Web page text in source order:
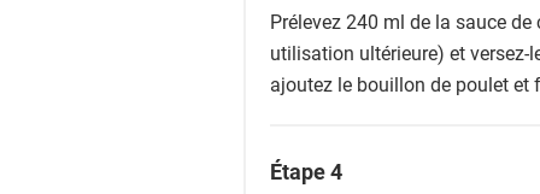
Prélevez 240 ml de la sauce
utilisation ultérieure) et versez-
ajoutez le bouillon de poulet et
Étape 4